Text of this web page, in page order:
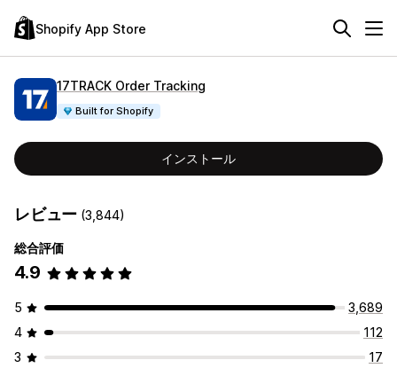
Shopify App Store
17TRACK Order Tracking
Built for Shopify
インストール
レビュー (3,844)
総合評価
4.9
5
3,689
4
112
3
17